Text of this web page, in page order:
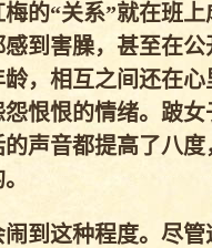
的“关系”就在班
到害臊，甚至在
，相互之间还在
恨恨的情绪。跛
声音都提高了八
闹到这种程度。尽